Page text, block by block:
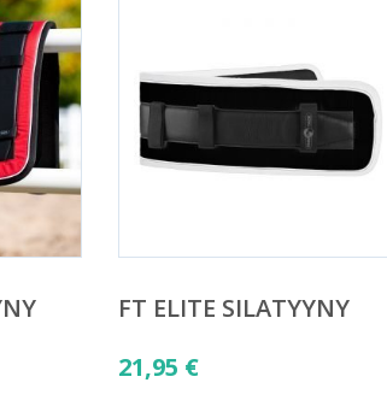
FT ELITE SILATYYNY
21,95 €